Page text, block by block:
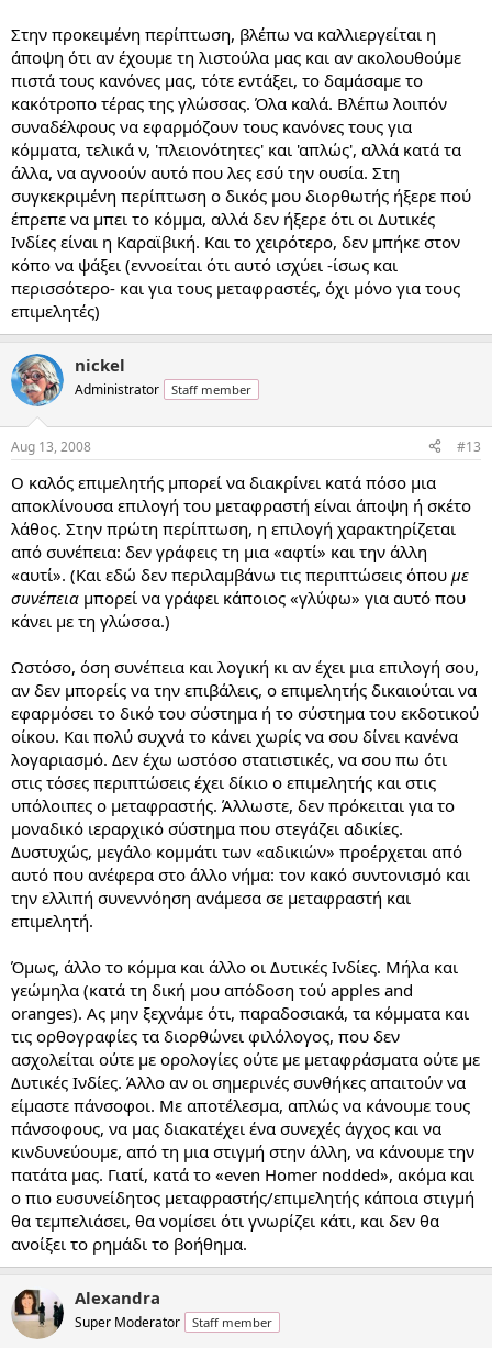
Στην προκειμένη περίπτωση, βλέπω να καλλιεργείται η
άποψη ότι αν έχουμε τη λιστούλα μας και αν ακολουθούμε
πιστά τους κανόνες μας, τότε εντάξει, το δαμάσαμε το
κακότροπο τέρας της γλώσσας. Όλα καλά. Βλέπω λοιπόν
συναδέλφους να εφαρμόζουν τους κανόνες τους για
κόμματα, τελικά ν, 'πλειονότητες' και 'απλώς', αλλά κατά τα
άλλα, να αγνοούν αυτό που λες εσύ την ουσία. Στη
συγκεκριμένη περίπτωση ο δικός μου διορθωτής ήξερε πού
έπρεπε να μπει το κόμμα, αλλά δεν ήξερε ότι οι Δυτικές
Ινδίες είναι η Καραϊβική. Και το χειρότερο, δεν μπήκε στον
κόπο να ψάξει (εννοείται ότι αυτό ισχύει -ίσως και
περισσότερο- και για τους μεταφραστές, όχι μόνο για τους
επιμελητές)
nickel
Administrator Staff member
Aug 13, 2008 #13
Ο καλός επιμελητής μπορεί να διακρίνει κατά πόσο μια
αποκλίνουσα επιλογή του μεταφραστή είναι άποψη ή σκέτο
λάθος. Στην πρώτη περίπτωση, η επιλογή χαρακτηρίζεται
από συνέπεια: δεν γράφεις τη μια «αφτί» και την άλλη
«αυτί». (Και εδώ δεν περιλαμβάνω τις περιπτώσεις όπου με
συνέπεια μπορεί να γράφει κάποιος «γλύφω» για αυτό που
κάνει με τη γλώσσα.)
Ωστόσο, όση συνέπεια και λογική κι αν έχει μια επιλογή σου,
αν δεν μπορείς να την επιβάλεις, ο επιμελητής δικαιούται να
εφαρμόσει το δικό του σύστημα ή το σύστημα του εκδοτικού
οίκου. Και πολύ συχνά το κάνει χωρίς να σου δίνει κανένα
λογαριασμό. Δεν έχω ωστόσο στατιστικές, να σου πω ότι
στις τόσες περιπτώσεις έχει δίκιο ο επιμελητής και στις
υπόλοιπες ο μεταφραστής. Άλλωστε, δεν πρόκειται για το
μοναδικό ιεραρχικό σύστημα που στεγάζει αδικίες.
Δυστυχώς, μεγάλο κομμάτι των «αδικιών» προέρχεται από
αυτό που ανέφερα στο άλλο νήμα: τον κακό συντονισμό και
την ελλιπή συνεννόηση ανάμεσα σε μεταφραστή και
επιμελητή.
Όμως, άλλο το κόμμα και άλλο οι Δυτικές Ινδίες. Μήλα και
γεώμηλα (κατά τη δική μου απόδοση τού apples and
oranges). Ας μην ξεχνάμε ότι, παραδοσιακά, τα κόμματα και
τις ορθογραφίες τα διορθώνει φιλόλογος, που δεν
ασχολείται ούτε με ορολογίες ούτε με μεταφράσματα ούτε με
Δυτικές Ινδίες. Άλλο αν οι σημερινές συνθήκες απαιτούν να
είμαστε πάνσοφοι. Με αποτέλεσμα, απλώς να κάνουμε τους
πάνσοφους, να μας διακατέχει ένα συνεχές άγχος και να
κινδυνεύουμε, από τη μια στιγμή στην άλλη, να κάνουμε την
πατάτα μας. Γιατί, κατά το «even Homer nodded», ακόμα και
ο πιο ευσυνείδητος μεταφραστής/επιμελητής κάποια στιγμή
θα τεμπελιάσει, θα νομίσει ότι γνωρίζει κάτι, και δεν θα
ανοίξει το ρημάδι το βοήθημα.
Alexandra
Super Moderator Staff member